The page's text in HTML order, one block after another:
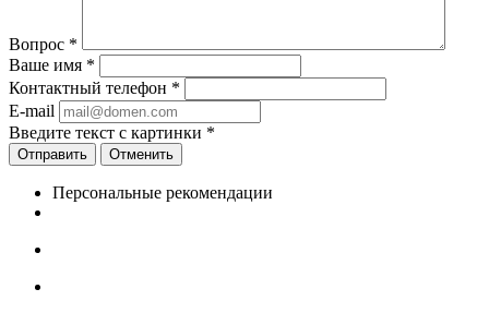
Вопрос *
Ваше имя *
Контактный телефон *
E-mail
Введите текст с картинки *
Отменить
Персональные рекомендации